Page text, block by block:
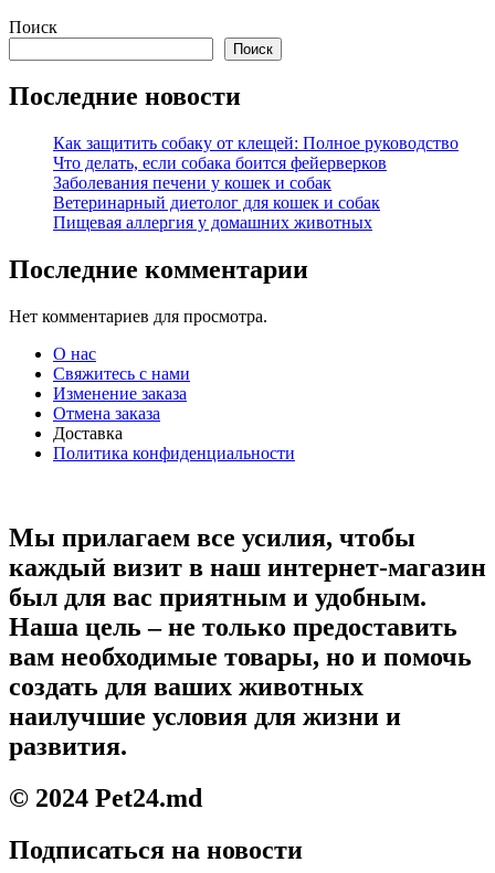
Поиск
Поиск
Последние новости
Как защитить собаку от клещей: Полное руководство
Что делать, если собака боится фейерверков
Заболевания печени у кошек и собак
Ветеринарный диетолог для кошек и собак
Пищевая аллергия у домашних животных​
Последние комментарии
Нет комментариев для просмотра.
О нас
Свяжитесь с нами
Изменение заказа
Отмена заказа
Доставка
Политика конфиденциальности
Мы прилагаем все усилия, чтобы
каждый визит в наш интернет-магазин
был для вас приятным и удобным.
Наша цель – не только предоставить
вам необходимые товары, но и помочь
создать для ваших животных
наилучшие условия для жизни и
развития.
© 2024 Pet24.md
Подписаться на новости